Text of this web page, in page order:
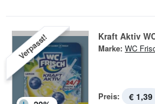
Verpasst! Kraft Aktiv
Marke: WC
Preis: € 1,39